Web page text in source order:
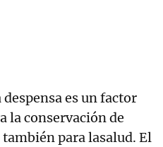
es un factor
la conservación de
para lasalud. El